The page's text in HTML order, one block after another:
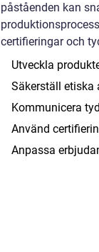
påståenden kan
certifieringar och
Utveckla
Säkerställ etiska
Kommunicera
Använd
Anpassa